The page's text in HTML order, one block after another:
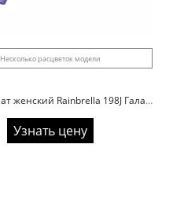
Несколько расцветок модели
Зонт автомат женский Rainbrella 198J Галактика
Узнать цену